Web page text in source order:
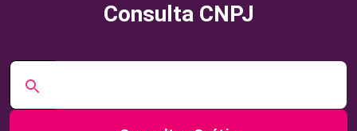
Consulta CNPJ